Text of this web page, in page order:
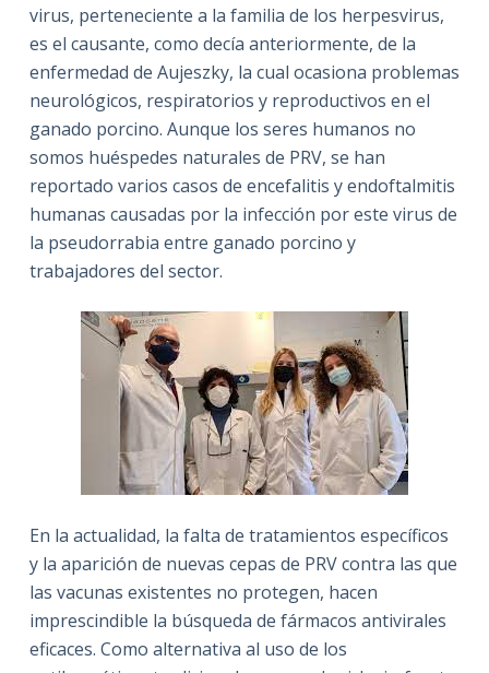
virus, perteneciente a la familia de los herpesvirus,
es el causante, como decía anteriormente, de la
enfermedad de Aujeszky, la cual ocasiona problemas
neurológicos, respiratorios y reproductivos en el
ganado porcino. Aunque los seres humanos no
somos huéspedes naturales de PRV, se han
reportado varios casos de encefalitis y endoftalmitis
humanas causadas por la infección por este virus de
la pseudorrabia entre ganado porcino y
trabajadores del sector.
En la actualidad, la falta de tratamientos específicos
y la aparición de nuevas cepas de PRV contra las que
las vacunas existentes no protegen, hacen
imprescindible la búsqueda de fármacos antivirales
eficaces. Como alternativa al uso de los